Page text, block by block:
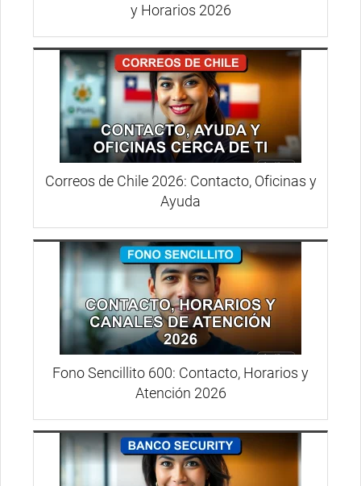
y Horarios 2026
Correos de Chile 2026: Contacto, Oficinas y
Ayuda
Fono Sencillito 600: Contacto, Horarios y
Atención 2026